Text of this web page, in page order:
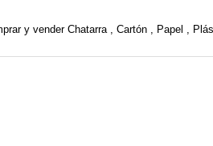
y vender Chatarra , Cartón , Papel ,